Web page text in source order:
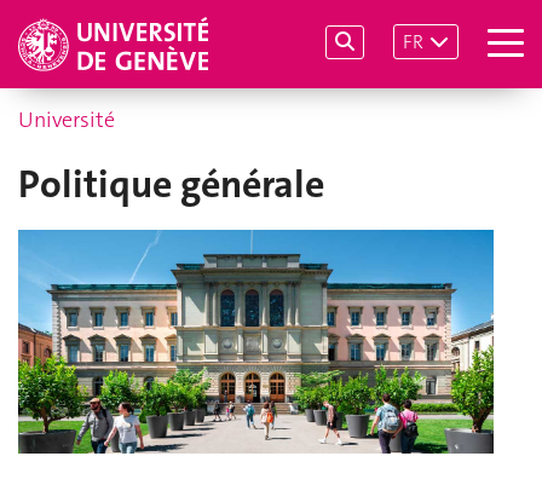
FR
Université
Politique générale